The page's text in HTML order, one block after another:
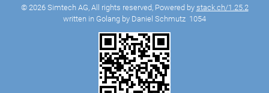
© 2026 Simtech AG, All rights reserved, Powered by stack.ch/1.25.2
written in Golang by Daniel Schmutz 1054